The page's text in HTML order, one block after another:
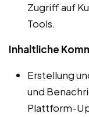
Zugriff auf
Tools.
Inhaltliche
Erstellung
und
Plattform-